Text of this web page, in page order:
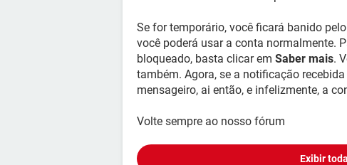
Se for temporário, você ficará banido
você poderá usar a conta normalmente.
bloqueado, basta clicar em Saber mais.
também. Agora, se a notificação
mensageiro, ai então, e infelizmente, a
Volte sempre ao nosso fórum
Exibir